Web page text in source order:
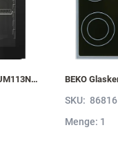
BEKO Einbauherd BBUM113N2B mit Hydrolyse, Schwarz BBUM113N2B
SKU: 86816
Menge: 1